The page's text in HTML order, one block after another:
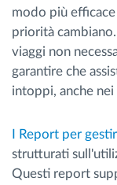
modo più
priorità
viaggi non
garantire che
intoppi, anche
I Report per
strutturati
Questi report